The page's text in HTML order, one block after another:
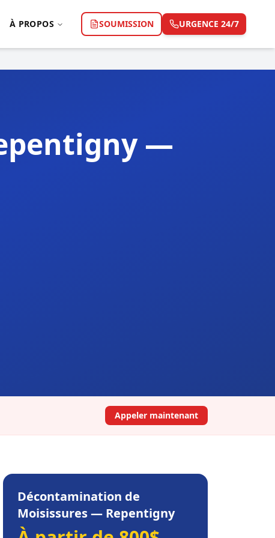
À PROPOS SOUMISSION URGENCE 24/7
—
Appeler maintenant
Décontamination de
Moisissures— Repentigny